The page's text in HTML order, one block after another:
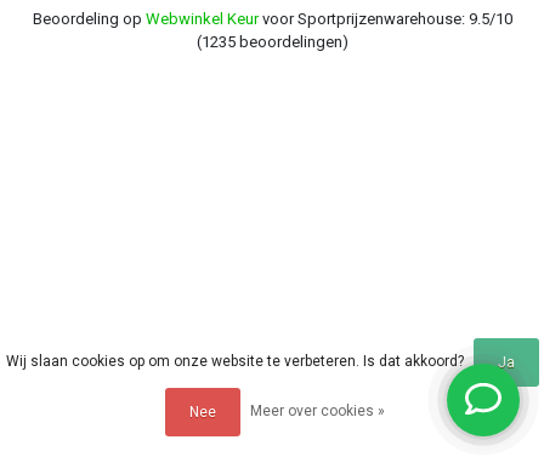
Beoordeling op Webwinkel Keurvoor Sportprijzenwarehouse: 9.5/10
(1235 beoordelingen)
Wij slaan cookies op om onze website te verbeteren. Is dat akkoord? Ja
Nee Meer over cookies »